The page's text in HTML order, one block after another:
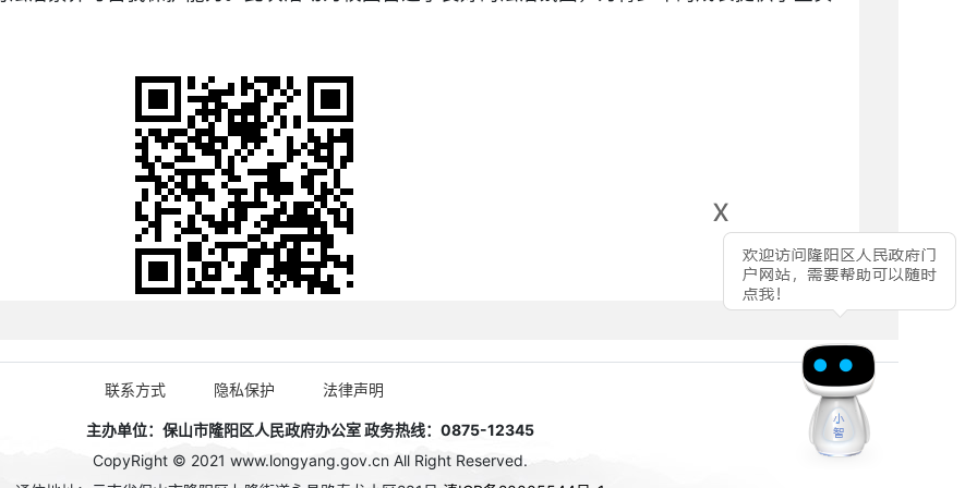
x
联系方式 隐私保护 法律声明
主办单位：保山市隆阳区人民政府办公室 政务热线：0875-12345
CopyRight © 2021 www.longyang.gov.cn All Right Reserved.